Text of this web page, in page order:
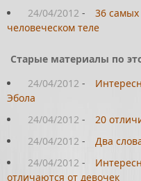
24/04/2012 -
36
человеческом теле
Старые материалы по
24/04/2012 -
Эбола
24/04/2012 -
20
24/04/2012 -
Два
24/04/2012 -
отличаются от девочек